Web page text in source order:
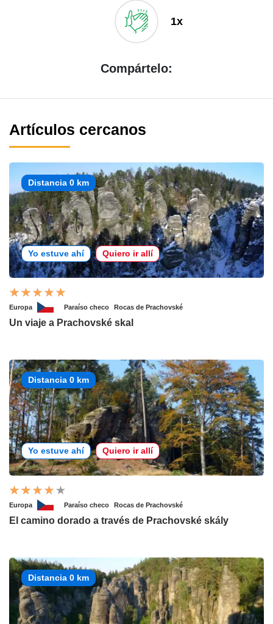
1x
Compártelo:
Artículos cercanos
Distancia 0 km
Yo estuve ahí Quiero ir allí
Europa Paraíso checo Rocas de Prachovské
Un viaje a Prachovské skal
Distancia 0 km
Yo estuve ahí Quiero ir allí
Europa Paraíso checo Rocas de Prachovské
El camino dorado a través de Prachovské skály
Distancia 0 km